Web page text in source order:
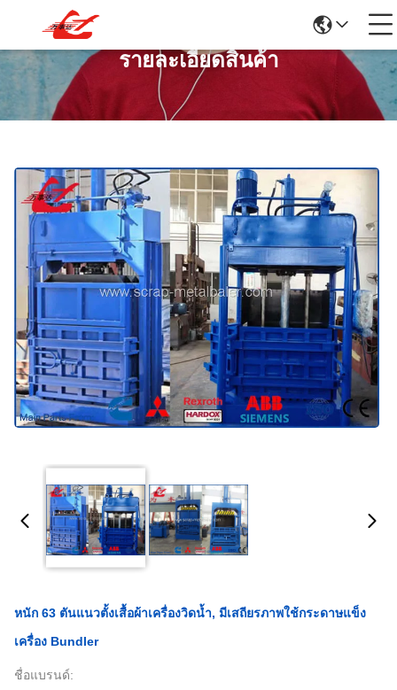
รายละเอียดสินค้า
หนัก 63 ตันแนวตั้งเสื้อผ้าเครื่องวิดน้ำ, มีเสถียรภาพใช้กระดาษแข็ง
เครื่อง Bundler
ชื่อแบรนด์: